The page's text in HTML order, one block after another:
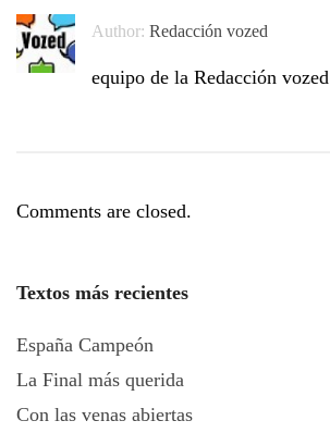
Author:Redacción vozed
equipo de la Redacción vozed
Comments are closed.
Textos más recientes
España Campeón
La Final más querida
Con las venas abiertas